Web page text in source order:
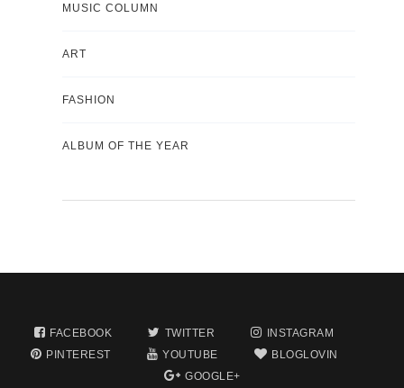
MUSIC COLUMN
ART
FASHION
ALBUM OF THE YEAR
FACEBOOK TWITTER
INSTAGRAM
PINTEREST
YOUTUBE
BLOGLOVIN
GOOGLE+